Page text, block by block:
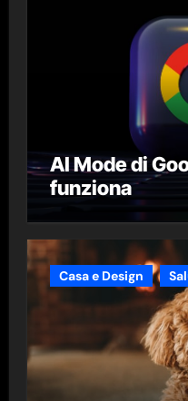
AI Mode di
funziona
Casa e Design